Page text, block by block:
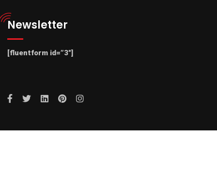
Newsletter
[fluentform id=”3″]